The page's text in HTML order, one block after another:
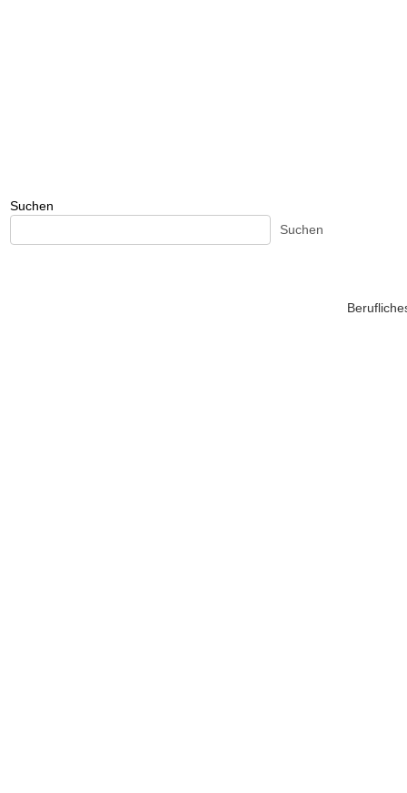
Suchen
Suchen